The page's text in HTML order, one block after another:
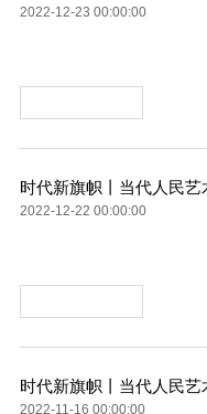
2022-12-23 00:00:00
时代新旗帜丨当代人民艺
2022-12-22 00:00:00
时代新旗帜丨当代人民艺
2022-11-16 00:00:00